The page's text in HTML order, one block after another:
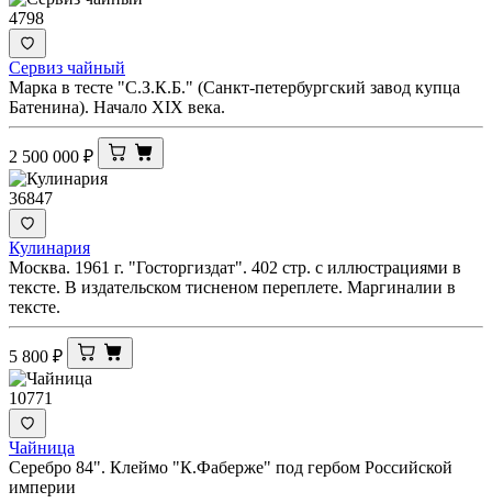
4798
Сервиз чайный
Марка в тесте "С.З.К.Б." (Санкт-петербургский завод купца
Батенина). Начало XIX века.
2 500 000 ₽
36847
Кулинария
Москва. 1961 г. "Госторгиздат". 402 стр. с иллюстрациями в
тексте. В издательском тисненом переплете. Маргиналии в
тексте.
5 800 ₽
10771
Чайница
Серебро 84". Клеймо "К.Фаберже" под гербом Российской
империи